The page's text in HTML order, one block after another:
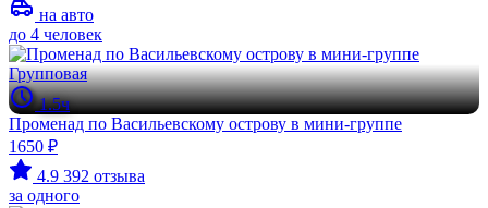
на авто
до 4 человек
Групповая
1.5ч
Променад по Васильевскому острову в мини-группе
1650 ₽
4.9 392 отзыва
за одного